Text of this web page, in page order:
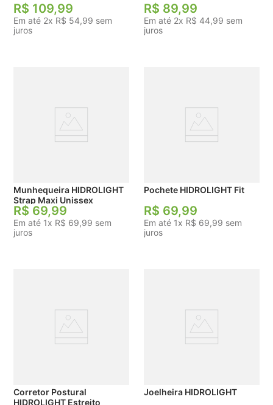
R$ 109,99
Em até 2x R$ 54,99 sem
juros
R$ 89,99
Em até 2x R$ 44,99 sem
juros
Munhequeira HIDROLIGHT
Strap Maxi Unissex
R$ 69,99
Em até 1x R$ 69,99 sem
juros
Pochete HIDROLIGHT Fit
R$ 69,99
Em até 1x R$ 69,99 sem
juros
Corretor Postural
HIDROLIGHT Estreito
Joelheira HIDROLIGHT